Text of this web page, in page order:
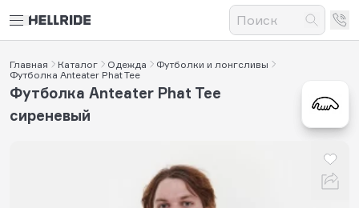
Главная Каталог Одежда
Футболки и лонгсливы
Футболка Anteater Phat Tee
Футболка Anteater Phat Tee
сиреневый